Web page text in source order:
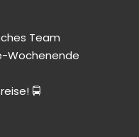
Team
Wochenende
🚍